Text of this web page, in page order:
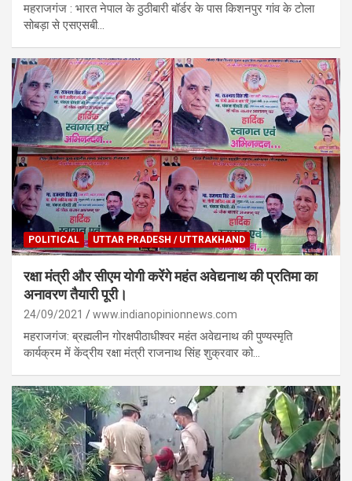
महराजगंज : भारत नेपाल के ठुठीबारी बॉर्डर के पास किशनपुर गांव के टोला
सोबड़ा से एसएसबी…
POLITICAL UTTAR PRADESH / UTTRAKHAND
रक्षा मंत्री और सीएम योगी करेंगे महंत अवेद्यनाथ की प्रतिमा का
अनावरण तैयारी पूरी।
24/09/2021 www.indianopinionnews.com
महराजगंज: ब्रह्मलीन गोरक्षपीठाधीश्वर महंत अवेद्यनाथ की पुण्यस्मृति
कार्यक्रम में केंद्रीय रक्षा मंत्री राजनाथ सिंह शुक्रवार को…